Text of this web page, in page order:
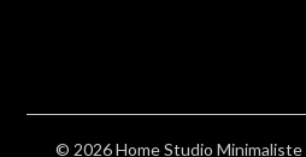
© 2026 Home Studio Minimaliste